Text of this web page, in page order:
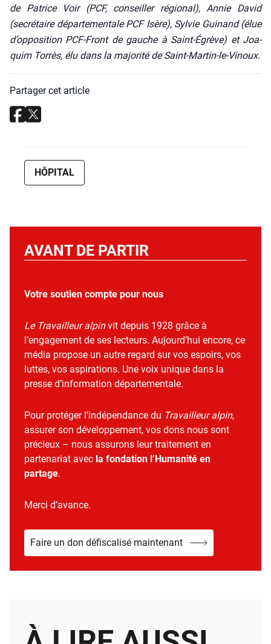
de Patrice Voir (PCF, conseiller régio­nal), Annie David
(secré­taire dépar­te­men­tale PCF Isère), Syl­vie Gui­nand (élue
d’opposition PCF-Front de gauche à Saint-Égrève) et Joa­
quim Tor­rès, élu dans la majo­ri­té de Saint-Mar­tin-le-Vinoux.
Partager cet article
HÔPITAL
AVANT DE PARTIR
Votre soutien compte pour nous
Le Travailleur alpinvit depuis 1928 grâce à
l’engagement de ses lecteurs. Aujourd’hui encore, ce
média propose un autre regard sur vos espoirs, vos
luttes, vos aspirations. Une voix unique dans la
presse d’information départementale.
Pour protéger l’indépendance du Travailleur alpin,
assurer son développement, vos dons nous sont
précieux – nous assurons leur traitement en
partenariat avec la fondation l’Humanité en
partage.
Merci d’avance.
Faire un don défiscalisé maintenant